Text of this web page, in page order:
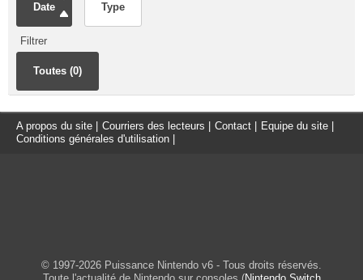
Date Type
Filtrer
Toutes (0)
A propos du site Courriers des lecteurs Contact Equipe du site
Conditions générales d'utilisation
© 1997-2026 Puissance Nintendo v6 - Tous droits réservés.